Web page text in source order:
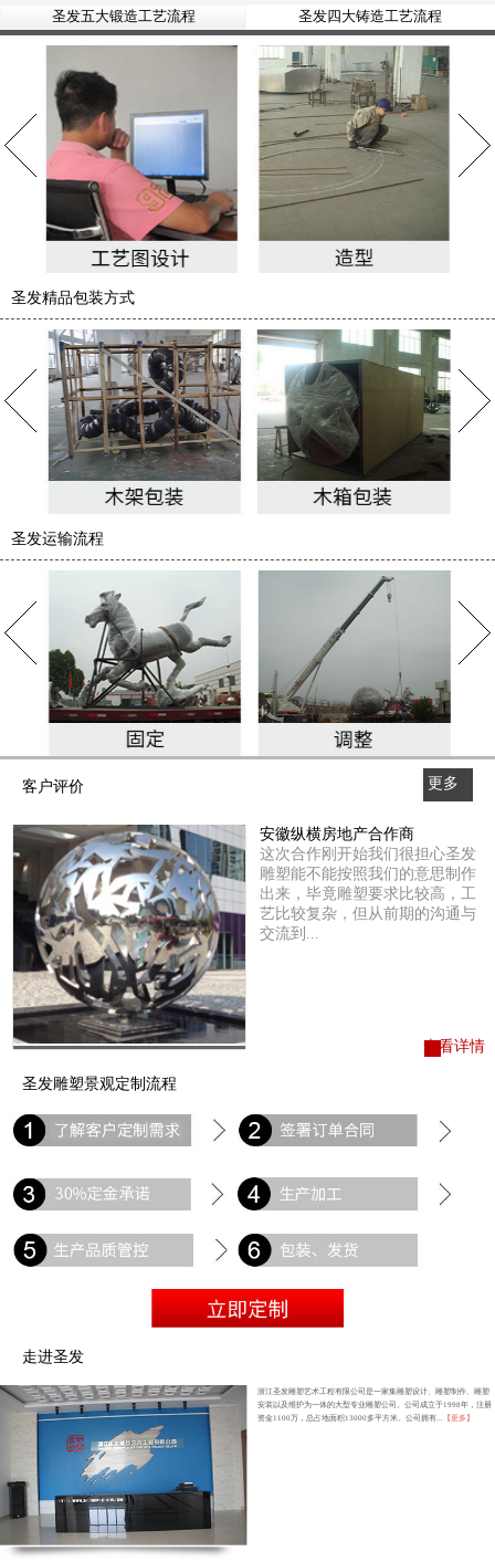
圣发五大锻造工艺流程 圣发四大铸造工艺流程
圣发精品包装方式
圣发运输流程
客户评价
更多
查看详情
安徽纵横房地产合作商
这次合作刚开始我们很担心圣发
雕塑能不能按照我们的意思制作
出来，毕竟雕塑要求比较高，工
艺比较复杂，但从前期的沟通与
交流到...
圣发雕塑景观定制流程
走进圣发
浙江圣发雕塑艺术工程有限公司是一家集雕塑设计、雕塑制作、雕塑
安装以及维护为一体的大型专业雕塑公司。公司成立于1998年，注册
资金1100万，总占地面积13000多平方米。公司拥有...
【更多】